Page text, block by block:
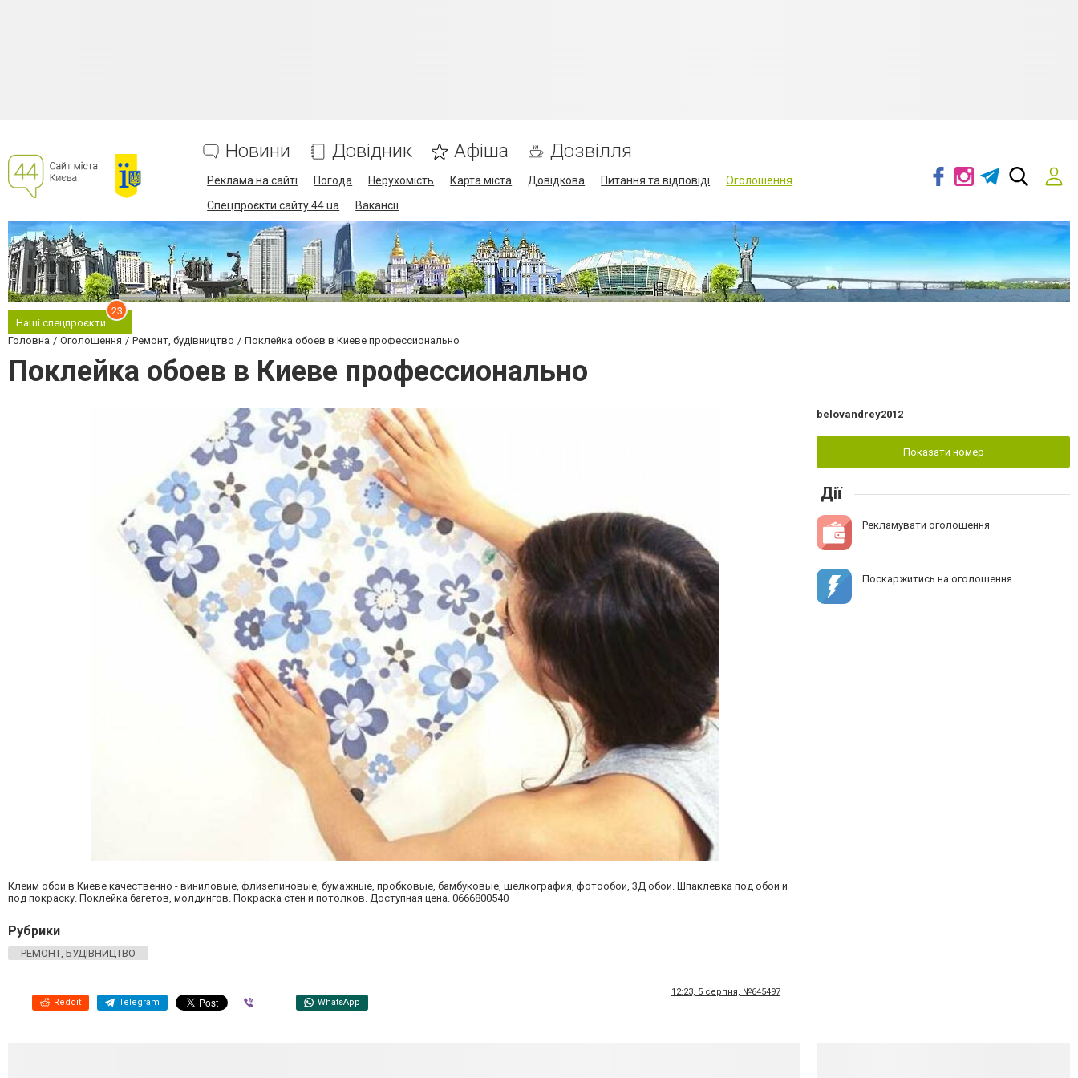
Новини Довідник Афіша Дозвілля
Реклама на сайті Погода Нерухомість Карта міста Довідкова Питання та відповіді
Оголошення
Спецпроєкти сайту 44.ua
Вакансії
Наші спецпроєкти
23
Головна Оголошення Ремонт, будівництво Поклейка обоев в Киеве профессионально
Поклейка обоев в Киеве профессионально
Клеим обои в Киеве качественно - виниловые, флизелиновые, бумажные, пробковые, бамбуковые, шелкография, фотообои, 3Д обои. Шпаклевка под обои и
под покраску. Поклейка багетов, молдингов. Покраска стен и потолков. Доступная цена. 0666800540
Рубрики
РЕМОНТ, БУДІВНИЦТВО
Reddit Telegram WhatsApp
12:23, 5 серпня, №645497
belovandrey2012
Показати номер
Дії
Рекламувати оголошення
Поскаржитись на оголошення